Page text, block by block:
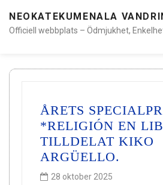
NEOKATEKUMENALA
Officiell webbplats – Ödmjukhet,
ÅRETS
*RELIGIÓN EN
TILLDELAT KIKO
ARGÜELLO.
28 oktober 2025